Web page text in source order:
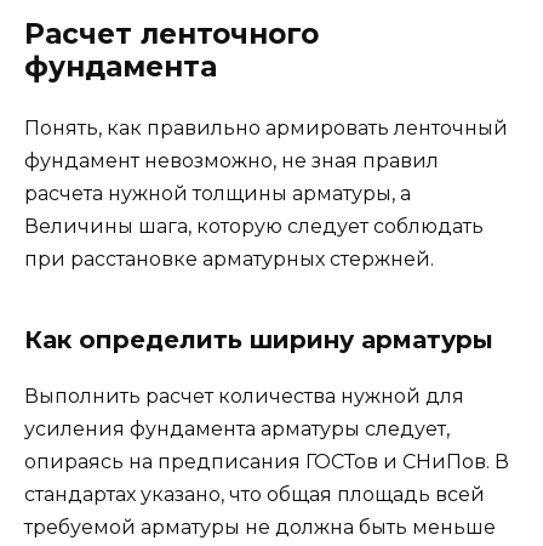
Расчет ленточного
фундамента
Понять, как правильно армировать ленточный
фундамент невозможно, не зная правил
расчета нужной толщины арматуры, а
Величины шага, которую следует соблюдать
при расстановке арматурных стержней.
Как определить ширину арматуры
Выполнить расчет количества нужной для
усиления фундамента арматуры следует,
опираясь на предписания ГОСТов и СНиПов. В
стандартах указано, что общая площадь всей
требуемой арматуры не должна быть меньше